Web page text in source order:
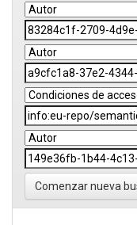
Comenzar nueva